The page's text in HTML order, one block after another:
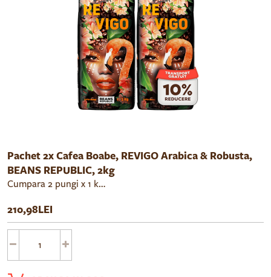
Pachet 2x Cafea Boabe, REVIGO Arabica & Robusta,
BEANS REPUBLIC, 2kg
Cumpara 2 pungi x 1 kg cafea boabe Beans Republic Revigo cu un pret redus cu 10%.
210,98LEI